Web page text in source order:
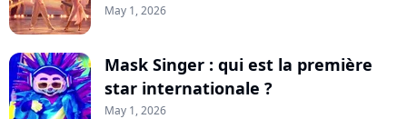
May 1, 2026
Mask Singer : qui est la première
star internationale ?
May 1, 2026